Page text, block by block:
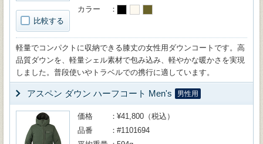
比較する
カラー
軽量でコンパクトに収納できる膝丈の女性用ダウンコートです。高
品質ダウンを、軽量シェル素材で包み込み、軽やかな暖かさを実現
しました。普段使いやトラベルでの携行に適しています。
アスペン ダウン ハーフコート Men's 男性用
価格
¥41,800（税込）
品番
#1101694